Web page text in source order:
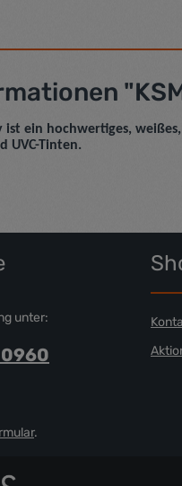
ist ein hochwertiges,
UVC-Tinten.
unter:
.